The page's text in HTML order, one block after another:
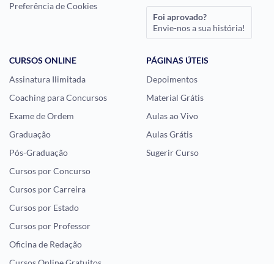
Preferência de Cookies
Foi aprovado?
Envie-nos a sua história!
CURSOS ONLINE
Assinatura Ilimitada
Coaching para Concursos
Exame de Ordem
Graduação
Pós-Graduação
Cursos por Concurso
Cursos por Carreira
Cursos por Estado
Cursos por Professor
Oficina de Redação
PÁGINAS ÚTEIS
Depoimentos
Material Grátis
Aulas ao Vivo
Aulas Grátis
Sugerir Curso